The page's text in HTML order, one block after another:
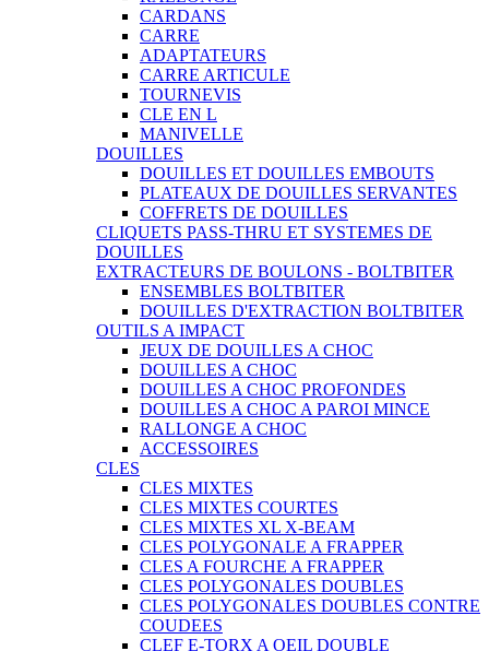
CARDANS
CARRE
ADAPTATEURS
CARRE ARTICULE
TOURNEVIS
CLE EN L
MANIVELLE
DOUILLES
DOUILLES ET DOUILLES EMBOUTS
PLATEAUX DE DOUILLES SERVANTES
COFFRETS DE DOUILLES
CLIQUETS PASS-THRU ET SYSTEMES DE
DOUILLES
EXTRACTEURS DE BOULONS - BOLTBITER
ENSEMBLES BOLTBITER
DOUILLES D'EXTRACTION BOLTBITER
OUTILS A IMPACT
JEUX DE DOUILLES A CHOC
DOUILLES A CHOC
DOUILLES A CHOC PROFONDES
DOUILLES A CHOC A PAROI MINCE
RALLONGE A CHOC
ACCESSOIRES
CLES
CLES MIXTES
CLES MIXTES COURTES
CLES MIXTES XL X-BEAM
CLES POLYGONALE A FRAPPER
CLES A FOURCHE A FRAPPER
CLES POLYGONALES DOUBLES
CLES POLYGONALES DOUBLES CONTRE
COUDEES
CLEF E-TORX A OEIL DOUBLE